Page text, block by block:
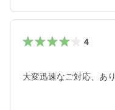
4
大変迅速なご対応、あ